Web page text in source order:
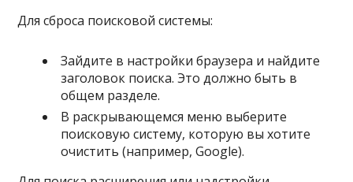
Для сброса поисковой системы:
Зайдите в настройки браузера и найдите
заголовок поиска. Это должно быть в
общем разделе.
В раскрывающемся меню выберите
поисковую систему, которую вы хотите
очистить (например, Google).